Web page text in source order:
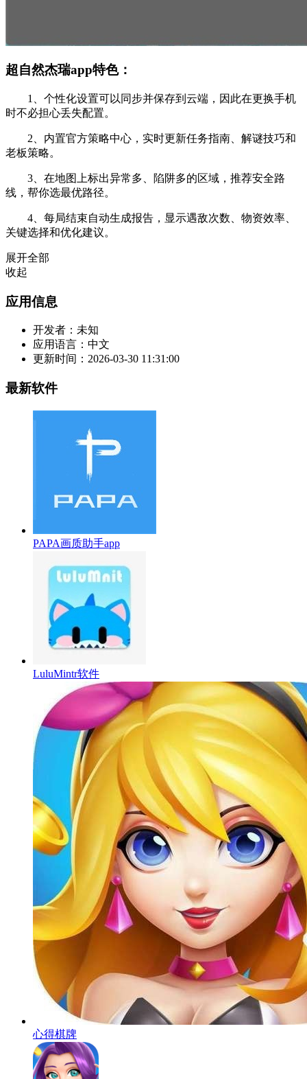
超自然杰瑞app特色：
1、个性化设置可以同步并保存到云端，因此在更换手机
时不必担心丢失配置。
2、内置官方策略中心，实时更新任务指南、解谜技巧和
老板策略。
3、在地图上标出异常多、陷阱多的区域，推荐安全路
线，帮你选最优路径。
4、每局结束自动生成报告，显示遇敌次数、物资效率、
关键选择和优化建议。
展开全部
收起
应用信息
开发者： 未知
应用语言： 中文
更新时间： 2026-03-30 11:31:00
最新软件
PAPA画质助手app
LuluMintr软件
心得棋牌